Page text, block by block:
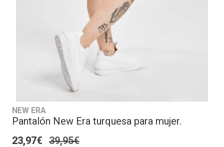
NEW ERA
Pantalón New Era turquesa para mujer.
23,97€ 39,95€